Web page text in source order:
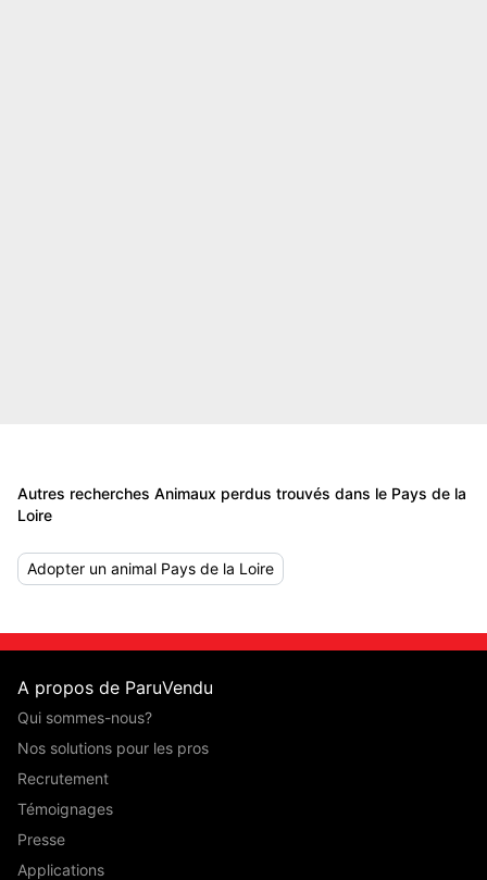
Autres recherches Animaux perdus trouvés dans le Pays de la
Loire
Adopter un animal Pays de la Loire
A propos de ParuVendu
Qui sommes-nous?
Nos solutions pour les pros
Recrutement
Témoignages
Presse
Applications